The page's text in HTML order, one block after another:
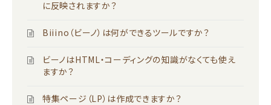
に反映されますか？
Biiino（ビーノ）は何ができるツールですか？
ビーノはHTML・コーディングの知識がなくても使え
ますか？
特集ページ（LP）は作成できますか？